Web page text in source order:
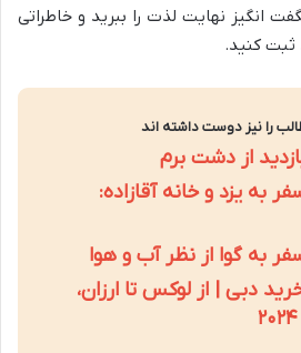
انگیز نهایت لذت را ببرید و خاطراتی
ثبت کنید.
را نیز دوست داشته اند
از دشت برم
به یزد و خانه آقازاده:
به گوا از نظر آب و هوا
دبی | از لوکس تا ارزان،